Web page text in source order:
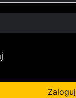
Zaloguj